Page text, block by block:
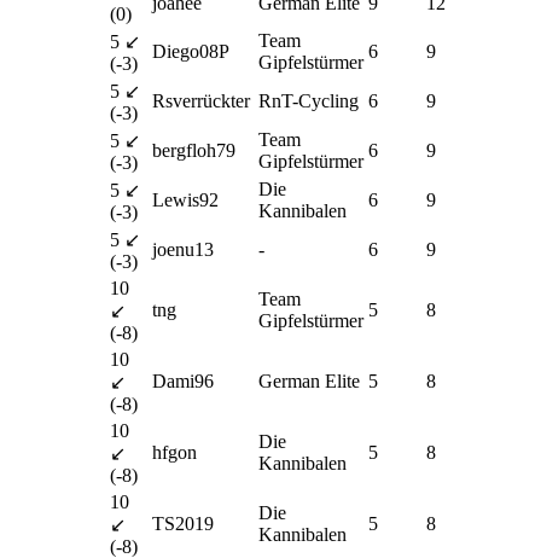
(0)
5 ↙
(-3)
Diego08P
Team
Gipfelstürmer
6
9
5 ↙
(-3)
Rsverrückter RnT-Cycling 6
9
5 ↙
(-3)
bergfloh79
Team
Gipfelstürmer
6
9
5 ↙
(-3)
Lewis92
Die
Kannibalen
6
9
5 ↙
(-3)
joenu13 - 6
9
10
↙
(-8)
tng
Team
Gipfelstürmer
5 8
10
↙
(-8)
Dami96 German Elite 5 8
10
↙
(-8)
hfgon
Die
Kannibalen
5 8
10
↙
(-8)
TS2019
Die
Kannibalen
5 8